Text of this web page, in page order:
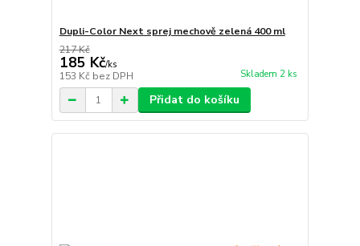
Dupli-Color Next sprej mechově zelená 400 ml
217 Kč
185 Kč/ks
153 Kč bez DPH Skladem 2 ks
Přidat do košíku